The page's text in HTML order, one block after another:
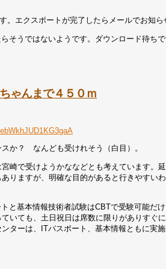
エクスポートが完了したらメールでお知ら
そうではないようです。ダウンロード待ちで
ゃんまで４５０ｍ
か？ なんども受けれそう（白目）。
崎で受けようかななどとも考えています。
りますが、明確な目的があると行きやすい
と基本情報技術者試験はCBTで受験可能だ
いても、土日祝日は席数に限りがありすぐ
ターは、ITパスポート、基本情報ともに実